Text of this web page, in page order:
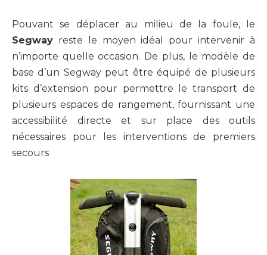
Pouvant se déplacer au milieu de la foule, le
Segway reste le moyen idéal pour intervenir à
n’importe quelle occasion. De plus, le modèle de
base d’un Segway peut être équipé de plusieurs
kits d’extension pour permettre le transport de
plusieurs espaces de rangement, fournissant une
accessibilité directe et sur place des outils
nécessaires pour les interventions de premiers
secours